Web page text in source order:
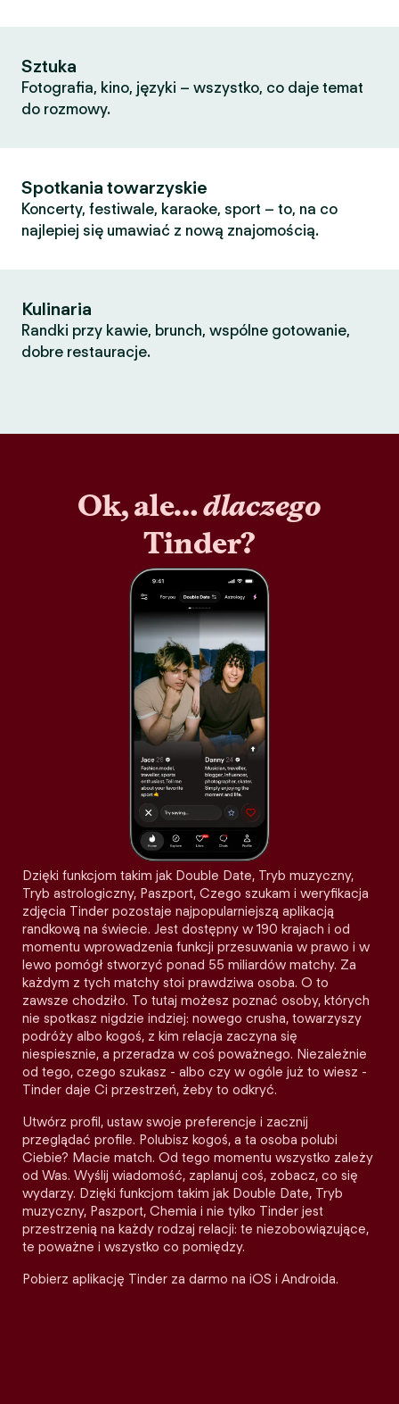
Sztuka
Fotografia, kino, języki – wszystko, co daje temat
do rozmowy.
Spotkania towarzyskie
Koncerty, festiwale, karaoke, sport – to, na co
najlepiej się umawiać z nową znajomością.
Kulinaria
Randki przy kawie, brunch, wspólne gotowanie,
dobre restauracje.
Ok, ale…dlaczego
Tinder?
Dzięki funkcjom takim jak Double Date, Tryb muzyczny,
Tryb astrologiczny, Paszport, Czego szukam i weryfikacja
zdjęcia Tinder pozostaje najpopularniejszą aplikacją
randkową na świecie. Jest dostępny w 190 krajach i od
momentu wprowadzenia funkcji przesuwania w prawo i w
lewo pomógł stworzyć ponad 55 miliardów matchy. Za
każdym z tych matchy stoi prawdziwa osoba. O to
zawsze chodziło. To tutaj możesz poznać osoby, których
nie spotkasz nigdzie indziej: nowego crusha, towarzyszy
podróży albo kogoś, z kim relacja zaczyna się
niespiesznie, a przeradza w coś poważnego. Niezależnie
od tego, czego szukasz - albo czy w ogóle już to wiesz -
Tinder daje Ci przestrzeń, żeby to odkryć.
Utwórz profil, ustaw swoje preferencje i zacznij
przeglądać profile. Polubisz kogoś, a ta osoba polubi
Ciebie? Macie match. Od tego momentu wszystko zależy
od Was. Wyślij wiadomość, zaplanuj coś, zobacz, co się
wydarzy. Dzięki funkcjom takim jak Double Date, Tryb
muzyczny, Paszport, Chemia i nie tylko Tinder jest
przestrzenią na każdy rodzaj relacji: te niezobowiązujące,
te poważne i wszystko co pomiędzy.
Pobierz aplikację Tinder za darmo na iOS i Androida.